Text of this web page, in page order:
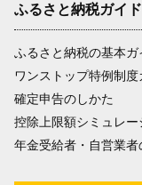
ふるさと納税ガイド
ふるさと納税の基本ガ
ワンストップ特例制度
確定申告のしかた
控除上限額シミュレー
年金受給者・自営業者